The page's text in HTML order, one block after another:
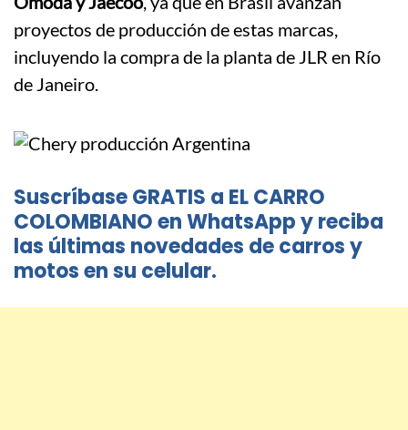
proyectos de producción de estas marcas,
incluyendo la compra de la planta de JLR en Río
de Janeiro.
Suscríbase GRATIS a EL CARRO
COLOMBIANO en WhatsApp y reciba
las últimas novedades de carros y
motos en su celular.